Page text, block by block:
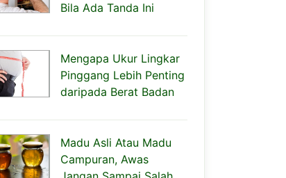
Bila Ada Tanda Ini
Mengapa Ukur Lingkar
Pinggang Lebih Penting
daripada Berat Badan
Madu Asli Atau Madu
Campuran, Awas